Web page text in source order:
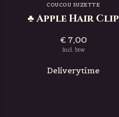
COUCOU SUZETTE
♣ Apple Hair Clip
€ 7,00
Incl. btw
Deliverytime